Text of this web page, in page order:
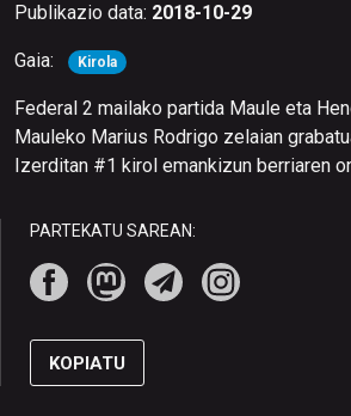
Publikazio data: 2018-10-29
Gaia: Kirola
Federal 2 mailako partida Maule eta
Mauleko Marius Rodrigo zelaian
Izerditan #1 kirol emankizun berriaren
PARTEKATU SAREAN:
KOPIATU